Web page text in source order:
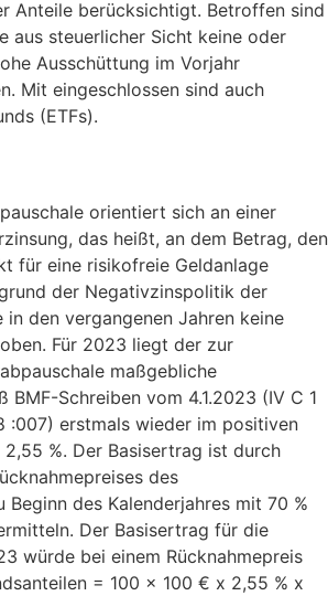
Anteile berücksichtigt. Betroffen sind
aus steuerlicher Sicht keine oder
Ausschüttung im Vorjahr
Mit eingeschlossen sind auch
(ETFs).
orientiert sich an einer
das heißt, an dem Betrag, den
für eine risikofreie Geldanlage
der Negativzinspolitik der
in den vergangenen Jahren keine
Für 2023 liegt der zur
maßgebliche
BMF-Schreiben vom 4.1.2023 (IV C 1
:007) erstmals wieder im positiven
%. Der Basisertrag ist durch
des
Beginn des Kalenderjahres mit 70 %
Der Basisertrag für die
würde bei einem Rücknahmepreis
= 100 x 100 € x 2,55 % x